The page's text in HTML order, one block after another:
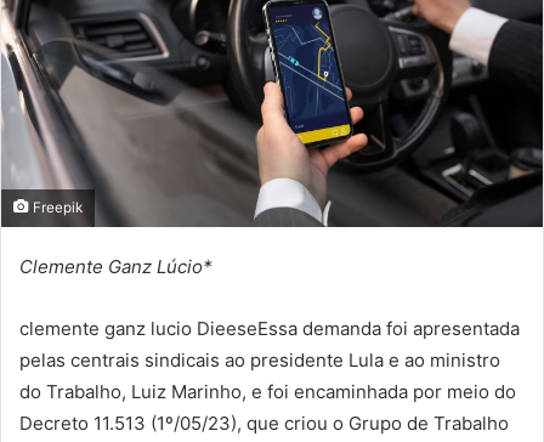
Freepik
Clemente Ganz Lúcio*
clemente ganz lucio DieeseEssa demanda foi apresentada
pelas centrais sindicais ao presidente Lula e ao ministro
do Trabalho, Luiz Marinho, e foi encaminhada por meio do
Decreto 11.513 (1º/05/23), que criou o Grupo de Trabalho